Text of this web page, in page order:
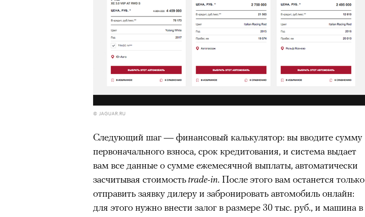
© JAGUAR.RU
Следующий шаг — финансовый калькулятор: вы вводите сумму
первоначального взноса, срок кредитования, и система выдает
вам все данные о сумме ежемесячной выплаты, автоматически
засчитывая стоимостьtrade-in. После этого вам останется только
отправить заявку дилеру и забронировать автомобиль онлайн:
для этого нужно внести залог в размере 30 тыс. руб., и машина в